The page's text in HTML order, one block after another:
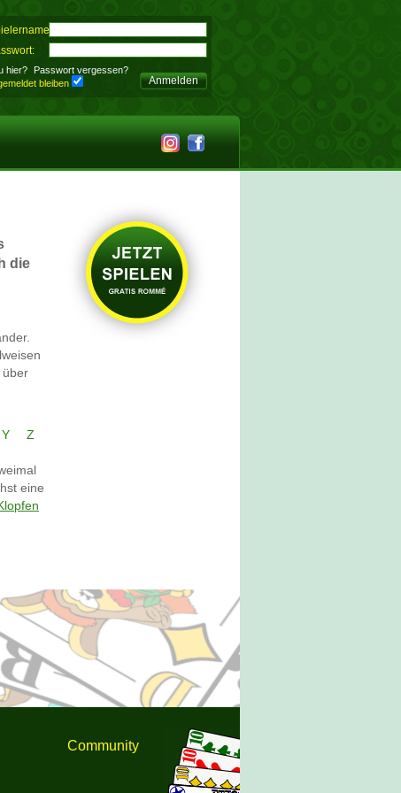
hier? Passwort vergessen?
bleiben
Anmelden
die
über
Y Z
eine
Community